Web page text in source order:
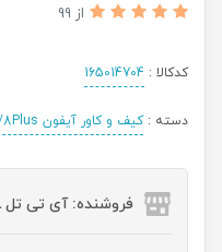
از 99
کدکالا : 165014704
دسته :کیف و کاور آیفون 7Plus/8Plus
فروشنده: آی تی تل I.T.TEL